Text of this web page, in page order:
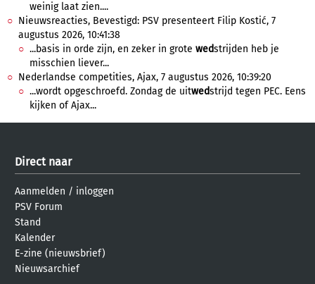
weinig laat zien....
Nieuwsreacties, Bevestigd: PSV presenteert Filip Kostić, 7
augustus 2026, 10:41:38
...basis in orde zijn, en zeker in grote wedstrijden heb je
misschien liever...
Nederlandse competities, Ajax, 7 augustus 2026, 10:39:20
...wordt opgeschroefd. Zondag de uitwedstrijd tegen PEC. Eens
kijken of Ajax...
Direct naar
Aanmelden / inloggen
PSV Forum
Stand
Kalender
E-zine (nieuwsbrief)
Nieuwsarchief